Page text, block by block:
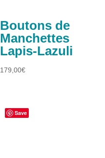
Boutons de
Manchettes
Lapis-Lazuli
179,00€
Save